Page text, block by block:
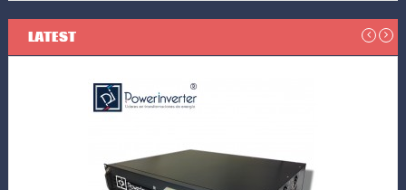
LATEST